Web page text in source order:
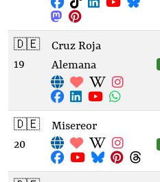
🇩🇪
19
Cruz Roja
Alemana
🇩🇪
20
Misereor